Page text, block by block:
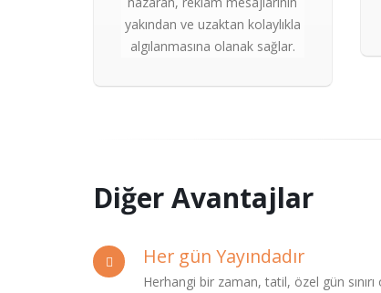
yakından ve uzaktan kolaylıkla
algılanmasına olanak sağlar.
Diğer Avantajlar
Her gün Yayındadır
Herhangi bir zaman, tatil, özel gün